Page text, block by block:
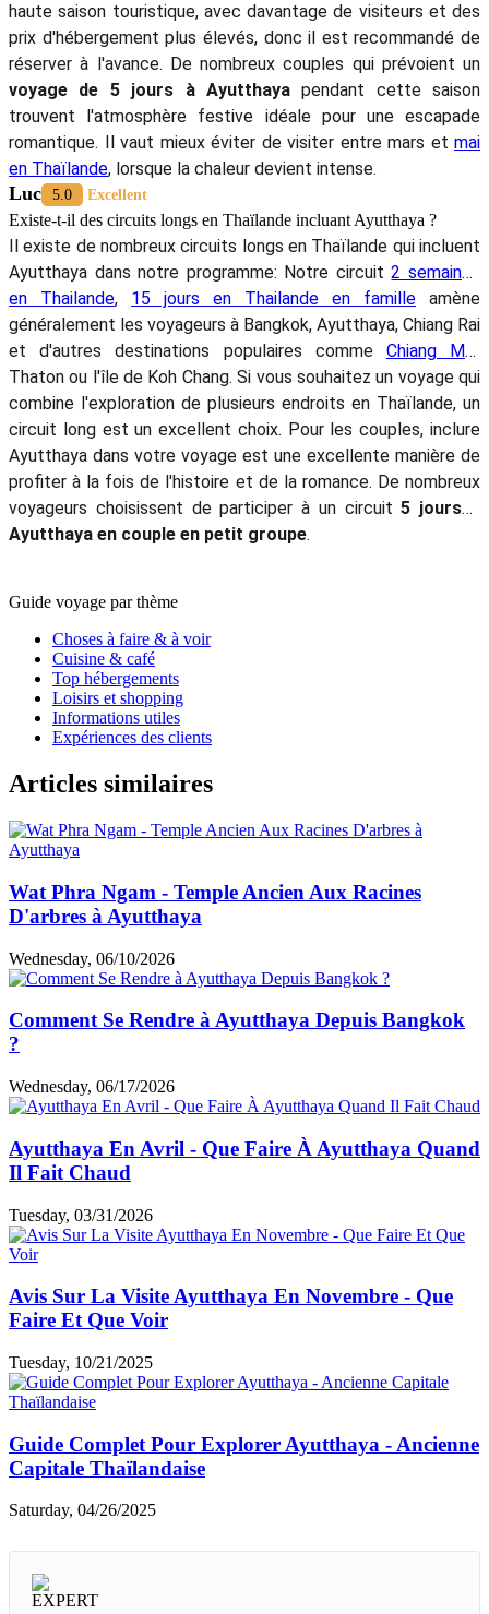
haute saison touristique, avec davantage de visiteurs et des
prix d'hébergement plus élevés, donc il est recommandé de
réserver à l'avance. De nombreux couples qui prévoient un
voyage de 5 jours à Ayutthayapendant cette saison
trouvent l'atmosphère festive idéale pour une escapade
romantique. Il vaut mieux éviter de visiter entre mars et mai
en Thaïlande, lorsque la chaleur devient intense.
Luc 5.0 Excellent
Existe-t-il des circuits longs en Thaïlande incluant Ayutthaya ?
Il existe de nombreux circuits longs en Thaïlande qui incluent
Ayutthaya dans notre programme: Notre circuit2 semaines
en Thailande, 15 jours en Thailande en famille amène
généralement les voyageurs à Bangkok, Ayutthaya, Chiang Rai
et d'autres destinations populaires comme Chiang Mai
Thaton ou l'île de Koh Chang. Si vous souhaitez un voyage qui
combine l'exploration de plusieurs endroits en Thaïlande, un
circuit long est un excellent choix. Pour les couples, inclure
Ayutthaya dans votre voyage est une excellente manière de
profiter à la fois de l'histoire et de la romance. De nombreux
voyageurs choisissent de participer à un circuit5 jours à
Ayutthaya en couple en petit groupe.
Guide voyage par thème
Choses à faire & à voir
Cuisine & café
Top hébergements
Loisirs et shopping
Informations utiles
Expériences des clients
Articles similaires
Wat Phra Ngam - Temple Ancien Aux Racines
D'arbres à Ayutthaya
Wednesday, 06/10/2026
Comment Se Rendre à Ayutthaya Depuis Bangkok
?
Wednesday, 06/17/2026
Ayutthaya En Avril - Que Faire À Ayutthaya Quand
Il Fait Chaud
Tuesday, 03/31/2026
Avis Sur La Visite Ayutthaya En Novembre - Que
Faire Et Que Voir
Tuesday, 10/21/2025
Guide Complet Pour Explorer Ayutthaya - Ancienne
Capitale Thaïlandaise
Saturday, 04/26/2025